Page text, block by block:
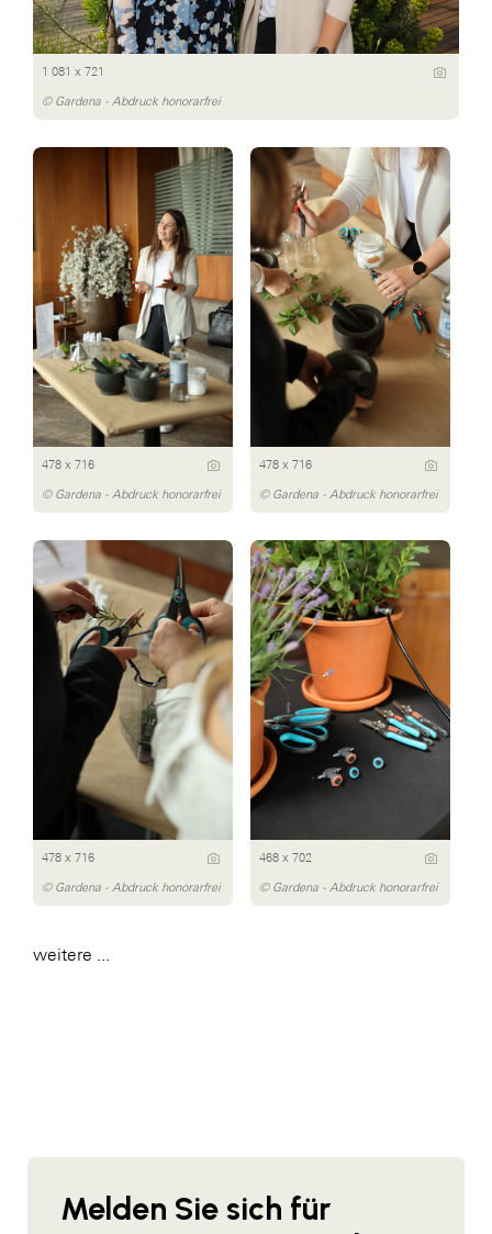
1 081 x 721
© Gardena - Abdruck honorarfrei
478 x 716
© Gardena - Abdruck honorarfrei
478 x 716
© Gardena - Abdruck honorarfrei
478 x 716
© Gardena - Abdruck honorarfrei
468 x 702
© Gardena - Abdruck honorarfrei
weitere ...
Melden Sie sich für